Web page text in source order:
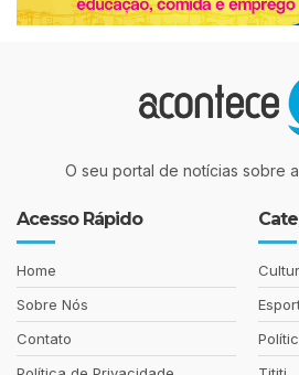
O seu portal de notícias sobre
Acesso Rápido
Home
Sobre Nós
Contato